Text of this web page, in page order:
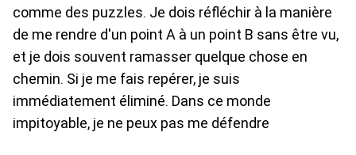
comme des puzzles. Je dois réfléchir à la manière
de me rendre d'un point A à un point B sans être vu,
et je dois souvent ramasser quelque chose en
chemin. Si je me fais repérer, je suis
immédiatement éliminé. Dans ce monde
impitoyable, je ne peux pas me défendre